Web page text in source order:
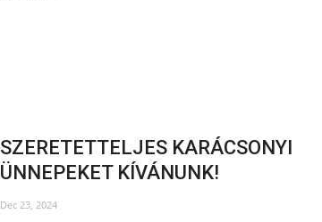
SZERETETTELJES KARÁCSONYI
ÜNNEPEKET KÍVÁNUNK!
Dec 23, 2024